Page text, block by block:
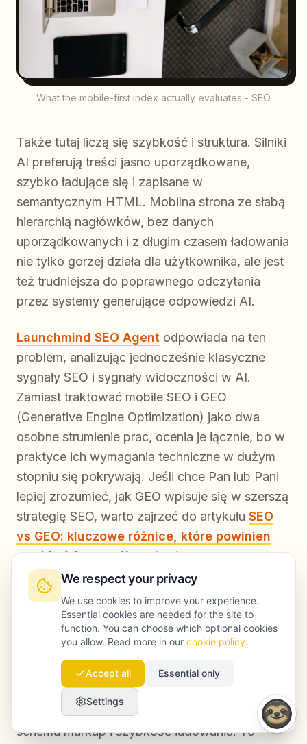
What the mobile-first index actually evaluates - SEO
Także tutaj liczą się szybkość i struktura. Silniki
AI preferują treści jasno uporządkowane,
szybko ładujące się i zapisane w
semantycznym HTML. Mobilna strona ze słabą
hierarchią nagłówków, bez danych
uporządkowanych i z długim czasem ładowania
nie tylko gorzej działa dla użytkownika, ale jest
też trudniejsza do poprawnego odczytania
przez systemy generujące odpowiedzi AI.
Launchmind SEO Agent odpowiada na ten
problem, analizując jednocześnie klasyczne
sygnały SEO i sygnały widoczności w AI.
Zamiast traktować mobile SEO i GEO
(Generative Engine Optimization) jako dwa
osobne strumienie prac, ocenia je łącznie, bo w
praktyce ich wymagania techniczne w dużym
stopniu się pokrywają. Jeśli chce Pan lub Pani
lepiej zrozumieć, jak GEO wpisuje się w szerszą
strategię SEO, warto zajrzeć do artykułu SEO
vs GEO: kluczowe różnice, które powinien
znać każdy zespół contentowy.
Jak przełożyć to na działanie:
sprawdzić, czy najważniejsze landing page'e
pojawiają się w AI Overviews dla istotnych
zapytań. Jeśli konkurencja tam jest, a Pana lub
Pani strony nie, warto porównać jakość
struktury mobilnych wersji. Trzeba zwrócić
uwagę szczególnie na hierarchię nagłówków,
schema markup i szybkość ładowania. To
We respect your privacy
We use cookies to improve your experience.
Essential cookies are needed for the site to
function. You can choose which optional cookies
you allow. Read more in our cookie policy.
Accept all Essential only
Settings